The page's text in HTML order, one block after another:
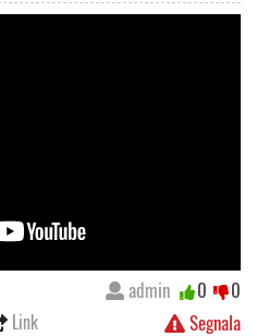
Link Segnala
admin 0 0